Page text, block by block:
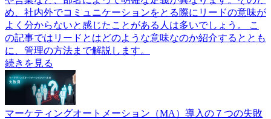
め、社内外でコミュニケーションをとる際にリードの意味が
よく分からないと感じたことがある人は多いでしょう。 こ
の記事ではリードとはどのような意味なのか紹介するととも
に、管理の方法まで解説します。
続きを見る
マーケティングオートメーション（MA）導入の７つの失敗